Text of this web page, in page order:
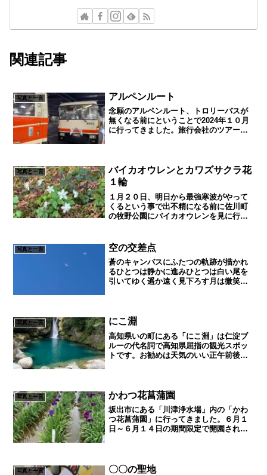
関連記事
写真と一言 アルペンルート
念願のアルペンルート、トロリーバスが
無くなる前にということで2024年１０月
に行ってきました。旅行会社のツアーで
が、梓川や河童橋を堪能...
写真と一言
バイカオウレンとカワズサクラ花
１輪
１月２０日、明日から最強寒波がやって
くるという事で出不精になる前に佐川町
の牧野公園にバイカオウレンを見に行き
の舞台にもなってました。その影響もあ
って、国内外からの観光客...
写真と一言 空の交差点
蒼のキャンバスにふたつの軌跡が描かれ
るひとつは静かに進みひとつは白い尾を
引いてゆく遥か遠く見下ろす月は微笑ん
なんだか少し奇跡のような...
写真と一言 にこ淵
高知県いの町にある「にこ淵」は仁淀ブ
ルーの代名詞で高知県屈指の観光スポッ
トです。お勧めは天気のいい正午前後で
てください。水晶淵高知県...
写真と一言 かわつ花菖蒲園
坂出市にある「川津浄水場」内の「かわ
つ花菖蒲園」に行ってきました。６月１
日～６月１４日の期間限定で開園される
写真と一言 〇〇の聖地